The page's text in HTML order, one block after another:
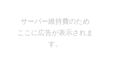
サーバー維持費のため
ここに広告が表示されま
す。